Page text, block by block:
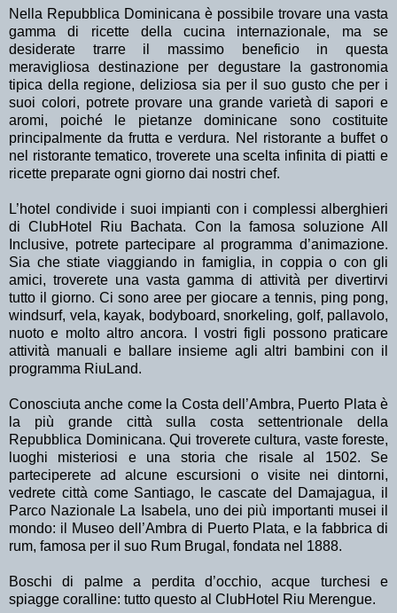
Nella Repubblica Dominicana è possibile trovare una vasta
gamma di ricette della cucina internazionale, ma se
desiderate trarre il massimo beneficio in questa
meravigliosa destinazione per degustare la gastronomia
tipica della regione, deliziosa sia per il suo gusto che per i
suoi colori, potrete provare una grande varietà di sapori e
aromi, poiché le pietanze dominicane sono costituite
principalmente da frutta e verdura. Nel ristorante a buffet o
nel ristorante tematico, troverete una scelta infinita di piatti e
ricette preparate ogni giorno dai nostri chef.
L’hotel condivide i suoi impianti con i complessi alberghieri
di ClubHotel Riu Bachata. Con la famosa soluzione All
Inclusive, potrete partecipare al programma d’animazione.
Sia che stiate viaggiando in famiglia, in coppia o con gli
amici, troverete una vasta gamma di attività per divertirvi
tutto il giorno. Ci sono aree per giocare a tennis, ping pong,
windsurf, vela, kayak, bodyboard, snorkeling, golf, pallavolo,
nuoto e molto altro ancora. I vostri figli possono praticare
attività manuali e ballare insieme agli altri bambini con il
programma RiuLand.
Conosciuta anche come la Costa dell’Ambra, Puerto Plata è
la più grande città sulla costa settentrionale della
Repubblica Dominicana. Qui troverete cultura, vaste foreste,
luoghi misteriosi e una storia che risale al 1502. Se
parteciperete ad alcune escursioni o visite nei dintorni,
vedrete città come Santiago, le cascate del Damajagua, il
Parco Nazionale La Isabela, uno dei più importanti musei il
mondo: il Museo dell’Ambra di Puerto Plata, e la fabbrica di
rum, famosa per il suo Rum Brugal, fondata nel 1888.
Boschi di palme a perdita d’occhio, acque turchesi e
spiagge coralline: tutto questo al ClubHotel Riu Merengue.